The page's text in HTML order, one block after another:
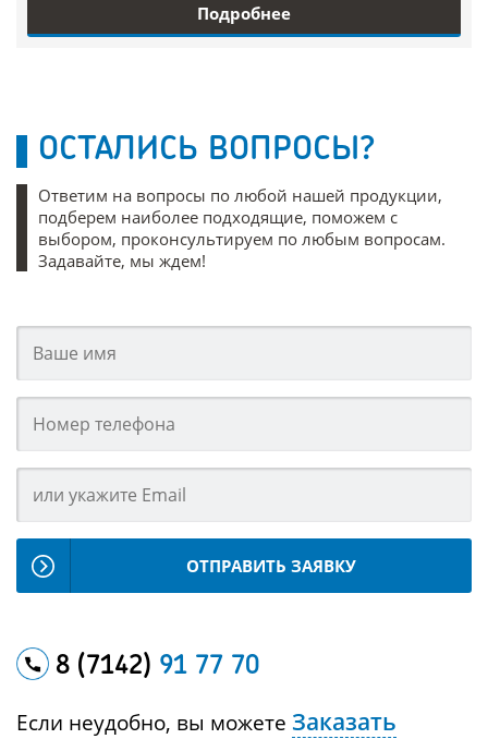
Подробнее
ОСТАЛИСЬ ВОПРОСЫ?
Ответим на вопросы по любой нашей продукции,
подберем наиболее подходящие, поможем с
выбором, проконсультируем по любым вопросам.
Задавайте, мы ждем!
ОТПРАВИТЬ ЗАЯВКУ
8 (7142) 91 77 70
Если неудобно, вы можете Заказать